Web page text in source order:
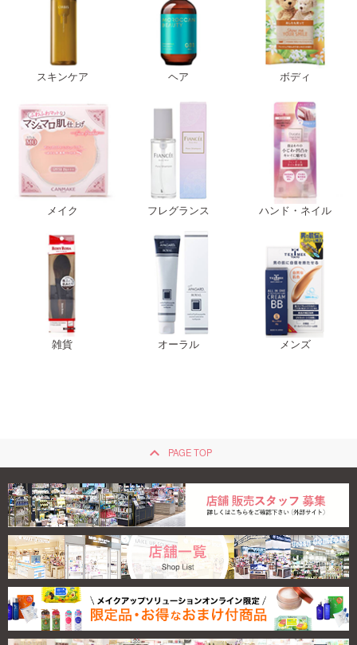
スキンケア ヘア ボディ
メイク フレグランス ハンド・ネイル
雑貨 オーラル メンズ
keyboard_arrow_up PAGE TOP